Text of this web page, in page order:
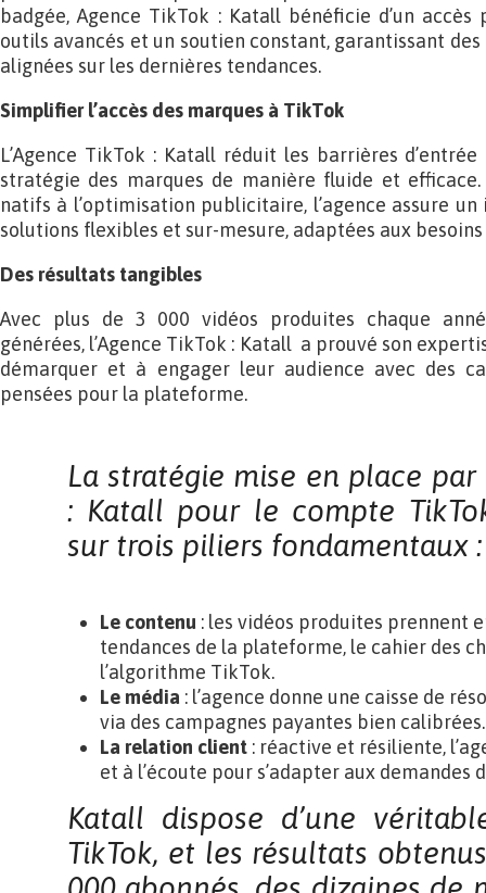
badgée, Agence TikTok : Katall bénéficie d’un
outils avancés et un soutien constant, garantissant
alignées sur les dernières tendances.
Simplifier l’accès des marques à TikTok
L’Agence TikTok : Katall réduit les barrières
stratégie des marques de manière fluide et
natifs à l’optimisation publicitaire, l’agence assure
solutions flexibles et sur-mesure, adaptées aux
Des résultats tangibles
Avec plus de 3 000 vidéos produites chaque
générées, l’Agence TikTok : Katall a prouvé son
démarquer et à engager leur audience avec des
pensées pour la plateforme.
La stratégie mise en place par
: Katall pour le compte
sur trois piliers fondamentaux :
Le contenu : les vidéos produites prennent
tendances de la plateforme, le cahier des
l’algorithme TikTok.
Le média : l’agence donne une caisse de
via des campagnes payantes bien calibrées.
La relation client: réactive et résiliente,
et à l’écoute pour s’adapter aux demandes
Katall dispose d’une
TikTok, et les résultats